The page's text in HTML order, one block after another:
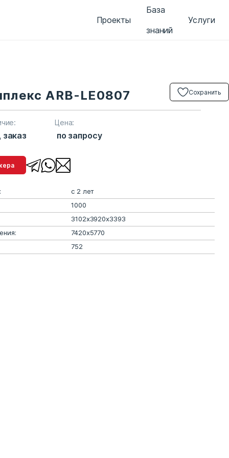
Проекты
База
знаний
Услуги
ARB-LE0807
Цена:
по запросу
Сохранить
с 2 лет
1000
3102х3920х3393
7420х5770
752